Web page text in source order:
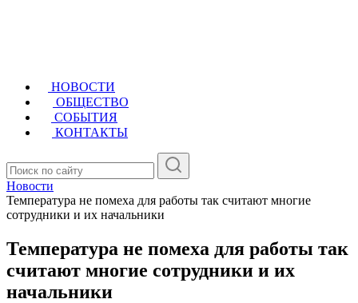
НОВОСТИ
ОБЩЕСТВО
СОБЫТИЯ
КОНТАКТЫ
Новости
Температура не помеха для работы так считают многие
сотрудники и их начальники
Температура не помеха для работы так
считают многие сотрудники и их
начальники